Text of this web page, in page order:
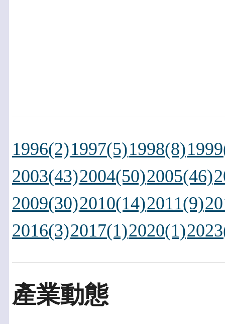
1996(2)1997(5)1998(8)
2003(43)2004(50)2005(46)
2009(30)2010(14)2011(9)
2016(3)2017(1)2020(1)
產業動態